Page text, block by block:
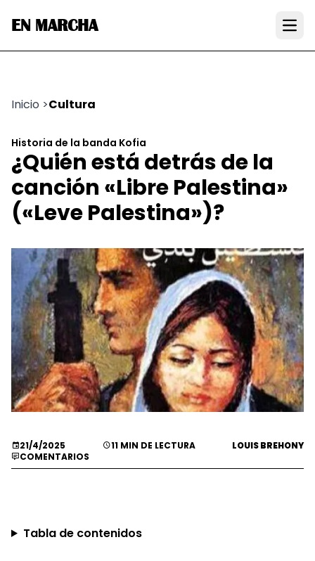
EN MARCHA
Inicio >Cultura
Historia de la banda Kofia
¿Quién está detrás de la
canción «Libre Palestina»
(«Leve Palestina»)?
21/4/2025 11 MIN DE LECTURA
LOUIS BREHONY
COMENTARIOS
Tabla de contenidos